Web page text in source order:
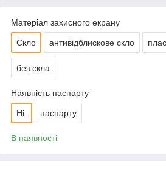
Матеріал захисного екрану
Скло антивідблискове скло
без скла
Наявність паспарту
Ні. паспарту
В наявності